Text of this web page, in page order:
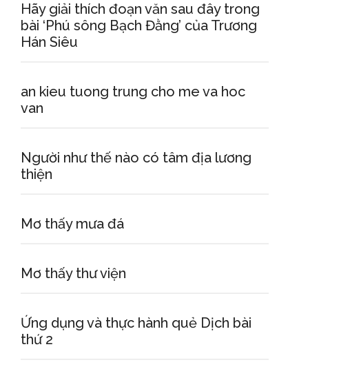
Hãy giải thích đoạn văn sau đây trong
bài ‘Phú sông Bạch Đằng’ của Trương
Hán Siêu
an kieu tuong trung cho me va hoc
van
Người như thế nào có tâm địa lương
thiện
Mơ thấy mưa đá
Mơ thấy thư viện
Ứng dụng và thực hành quẻ Dịch bài
thứ 2